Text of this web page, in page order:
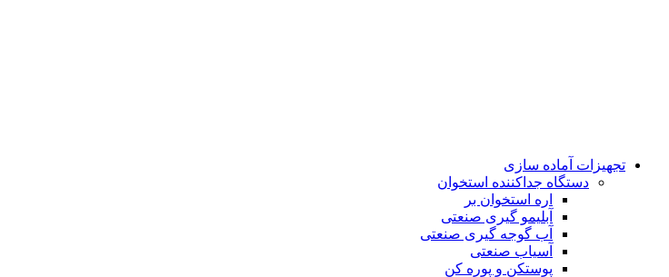
تجهیزات آماده سازی
دستگاه جداکننده استخوان
اره استخوان بر
آبلیمو گیری صنعتی
آب گوجه گیری صنعتی
آسیاب صنعتی
پوستکن و پوره کن